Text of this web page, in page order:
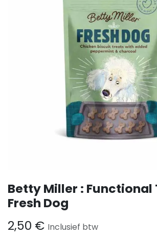
Betty Miller : Functional
Fresh Dog
2,50 € Inclusief btw